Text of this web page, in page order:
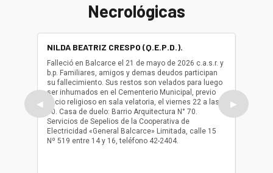
Necrológicas
◀
NILDA BEATRIZ CRESPO (Q.E.P.D.).
Falleció en Balcarce el 21 de mayo de 2026 c.a.s.r. y
b.p. Familiares, amigos y demas deudos participan
su fallecimiento. Sus restos son velados para luego
ser inhumados en el Cementerio Municipal, previo
oficio religioso en sala velatoria, el viernes 22 a las
10. Casa de duelo: Barrio Arquitectura N° 70.
Servicios de Sepelios de la Cooperativa de
Electricidad «General Balcarce» Limitada, calle 15
Nº 519 entre 14 y 16, teléfono 42-2404.
ser
oficio
▶